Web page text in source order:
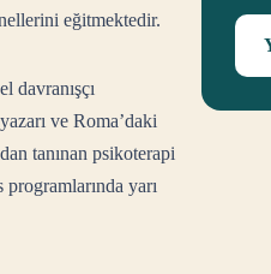
eğitmektedir.
davranışçı
ve Roma’daki
tanınan psikoterapi
yarı